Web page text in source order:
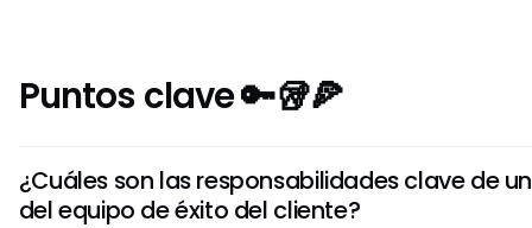
Puntos clave 🔑🥡🍕
¿Cuáles son las responsabilidades clave de
del equipo de éxito del cliente?